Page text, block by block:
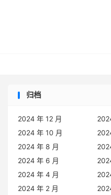
归档
2024 年 12 月
2024 年 10 月
2024 年 8 月
2024 年 6 月
2024 年 4 月
2024 年 2 月